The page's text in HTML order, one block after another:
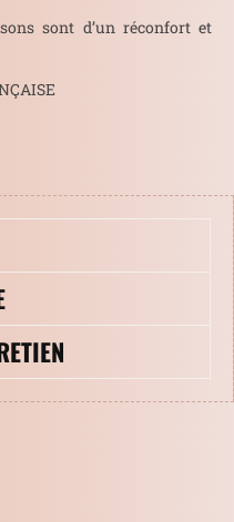
sont d’un réconfort et